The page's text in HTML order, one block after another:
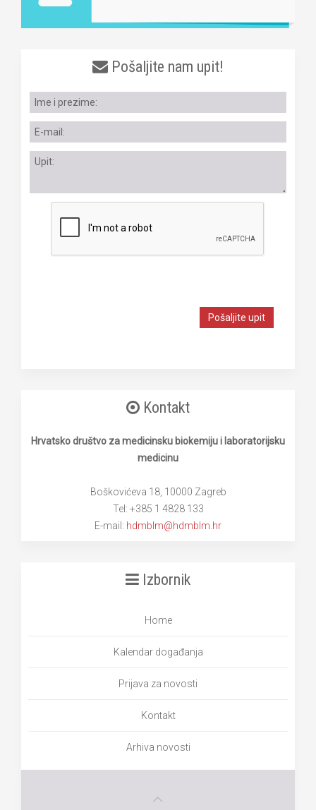
Pošaljite nam upit!
Pošaljite upit
Kontakt
Hrvatsko društvo za medicinsku biokemiju i laboratorijsku
medicinu
Boškovićeva 18, 10000 Zagreb
Tel: +385 1 4828 133
E-mail: hdmblm@hdmblm.hr
Izbornik
Home
Kalendar događanja
Prijava za novosti
Kontakt
Arhiva novosti